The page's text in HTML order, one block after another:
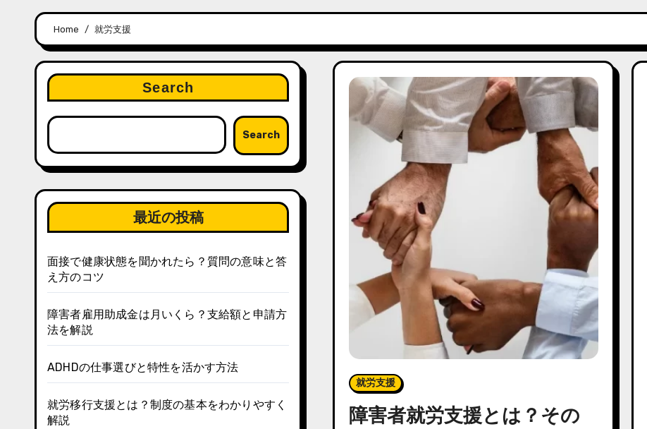
Home 就労支援
Search
Search
最近の投稿
面接で健康状態を聞かれたら？質問の意味と答
え方のコツ
障害者雇用助成金は月いくら？支給額と申請方
法を解説
ADHDの仕事選びと特性を活かす方法
就労移行支援とは？制度の基本をわかりやすく
解説
就労支援
障害者就労支援とは？その